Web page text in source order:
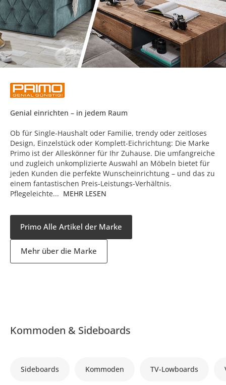
Genial einrichten – in jedem Raum
Ob für Single-Haushalt oder Familie, trendy oder zeitloses
Design, Einzelstück oder Komplett-Eichrichtung: Die Marke
Primo ist der Alleskönner für Ihr Zuhause. Die umfangreiche
und zugleich unkomplizierte Auswahl an Möbeln bietet für
jeden Kunden die perfekte Wunscheinrichtung – und das zu
einem fantastischen Preis-Leistungs-Verhältnis.
Pflegeleichte... MEHR LESEN
Primo Alle Artikel der Marke
Mehr über die Marke
Kommoden & Sideboards
Sideboards Kommoden TV-Lowboards